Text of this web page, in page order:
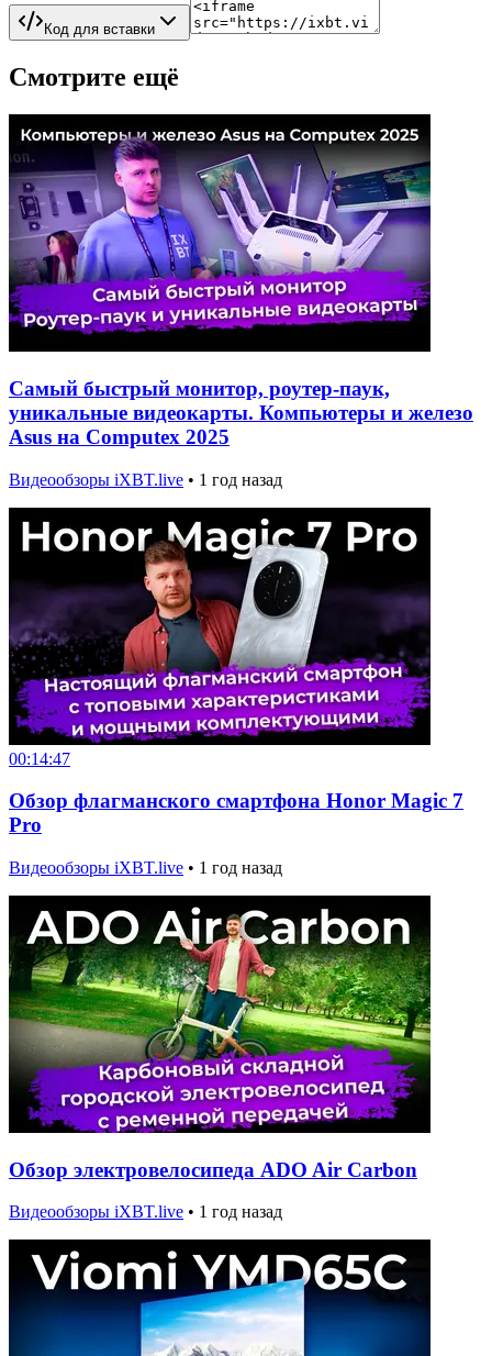
Код для вставки
Смотрите ещё
Самый быстрый монитор, роутер-паук,
уникальные видеокарты. Компьютеры и железо
Asus на Computex 2025
Видеообзоры iXBT.live • 1 год назад
00:14:47
Обзор флагманского смартфона Honor Magic 7
Pro
Видеообзоры iXBT.live • 1 год назад
Обзор электровелосипеда ADO Air Carbon
Видеообзоры iXBT.live • 1 год назад